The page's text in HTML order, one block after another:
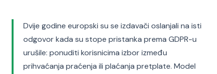
Dvije godine europski su se izdavači oslanjali na isti
odgovor kada su stope pristanka prema GDPR-u
urušile: ponuditi korisnicima izbor između
prihvaćanja praćenja ili plaćanja pretplate. Model